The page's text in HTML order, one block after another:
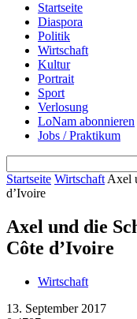
Startseite
Diaspora
Politik
Wirtschaft
Kultur
Portrait
Sport
Verlosung
LoNam abonnieren
Jobs / Praktikum
Startseite Wirtschaft Axel
d’Ivoire
Axel und die
Côte d’Ivoire
Wirtschaft
13. September 2017